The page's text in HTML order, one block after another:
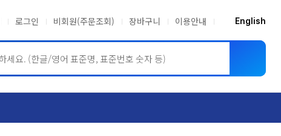
로그인 비회원(주문조회) 장바구니 이용안내 English